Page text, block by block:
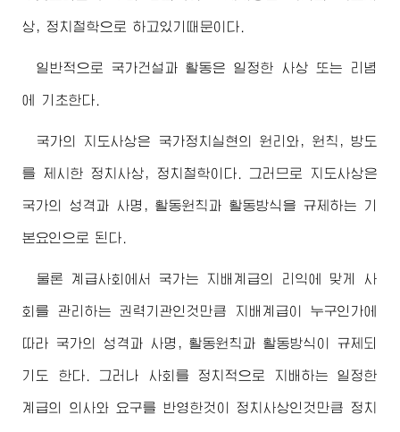
상, 정치철학으로 하고있기때문이다.
일반적으로 국가건설과 활동은 일정한 사상 또는 리념
에 기초한다.
국가의 지도사상은 국가정치실현의 원리와, 원칙, 방도
를 제시한 정치사상, 정치철학이다. 그러므로 지도사상은
국가의 성격과 사명, 활동원칙과 활동방식을 규제하는 기
본요인으로 된다.
물론 계급사회에서 국가는 지배계급의 리익에 맞게 사
회를 관리하는 권력기관인것만큼 지배계급이 누구인가에
따라 국가의 성격과 사명, 활동원칙과 활동방식이 규제되
기도 한다. 그러나 사회를 정치적으로 지배하는 일정한
계급의 의사와 요구를 반영한것이 정치사상인것만큼 정치